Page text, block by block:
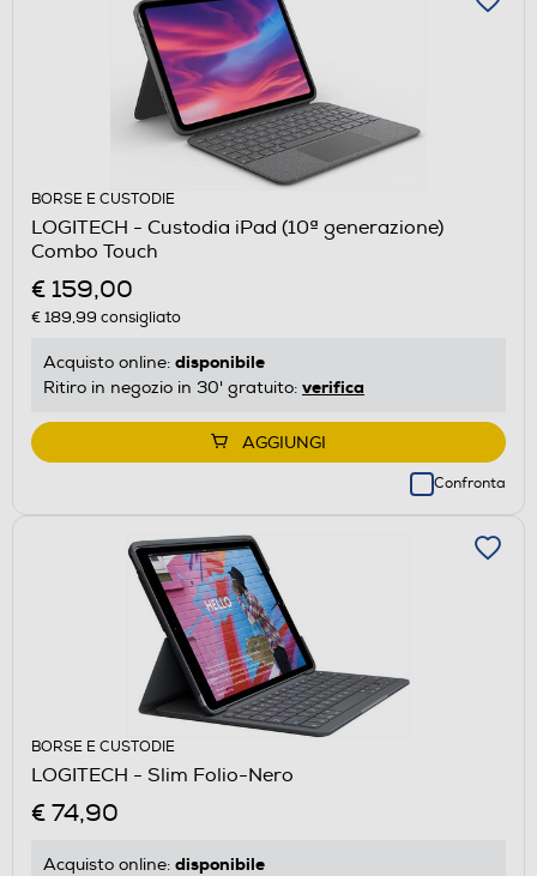
BORSE E CUSTODIE
LOGITECH - Custodia iPad (10ª generazione)
Combo Touch
€ 159,00
€ 189,99 consigliato
Acquisto online: disponibile
Ritiro in negozio in 30' gratuito: verifica
AGGIUNGI
Confronta
BORSE E CUSTODIE
LOGITECH - Slim Folio-Nero
€ 74,90
Acquisto online: disponibile